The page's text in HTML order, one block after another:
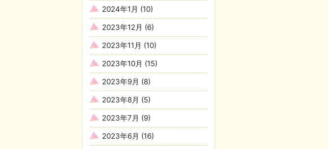
2024年1月 (10)
2023年12月 (6)
2023年11月 (10)
2023年10月 (15)
2023年9月 (8)
2023年8月 (5)
2023年7月 (9)
2023年6月 (16)